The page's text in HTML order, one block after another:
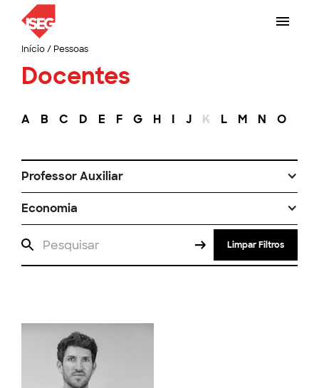
Início/ Pessoas
Docentes
A B C D E F G H I J K L M N O
Professor Auxiliar
Economia
Limpar Filtros